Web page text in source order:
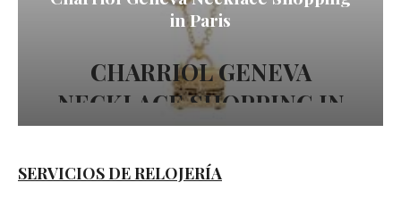
in Paris
CHARRIOL GENEVA
NECKLACE SHOPPING IN
PARIS
SERVICIOS DE RELOJERÍA